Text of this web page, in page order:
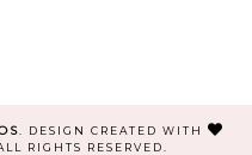
DESIGN CREATED WITH
RIGHTS RESERVED.